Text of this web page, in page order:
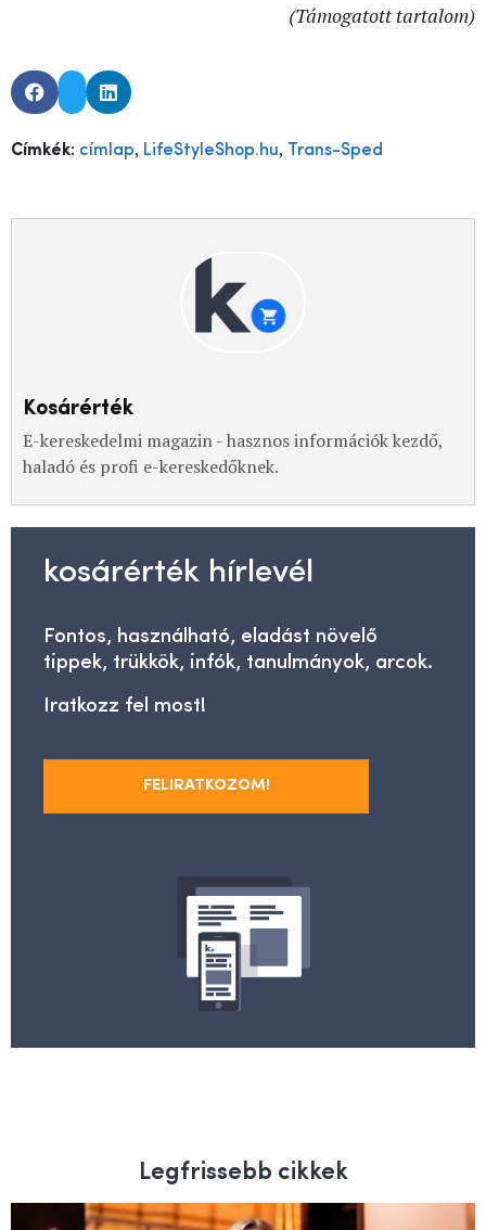
(Támogatott tartalom)
Címkék: címlap, LifeStyleShop.hu, Trans-Sped
Kosárérték
E-kereskedelmi magazin - hasznos információk kezdő,
haladó és profi e-kereskedőknek.
kosárérték hírlevél
Fontos, használható, eladást növelő
tippek, trükkök, infók, tanulmányok, arcok.
Iratkozz fel most!
FELIRATKOZOM!
Legfrissebb cikkek